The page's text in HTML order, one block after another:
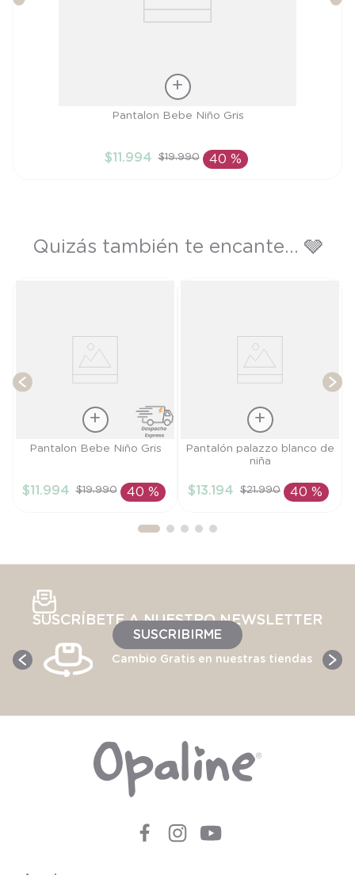
AÑADIR AL CARRITO
Pantalon Bebe Niño Gris
$11 .994 $19.990 40 %
Quizás también te encante... 🩶
Talla
AÑADIR AL
Pantalon Bebe Niño Gris
$11 .994 $19.990 40 %
Talla
AÑADIR AL
Pantalón palazzo blanco de
niña
$13.194 $21.990 40 %
SUSCRÍBETE A NUESTRO NEWSLETTER
SUSCRIBIRME
Cambio Gratis en nuestras tiendas